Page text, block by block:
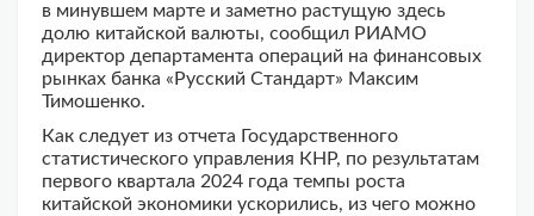
в минувшем марте и заметно растущую здесь
долю китайской валюты, сообщил РИАМО
директор департамента операций на финансовых
рынках банка «Русский Стандарт» Максим
Тимошенко.
Как следует из отчета Государственного
статистического управления КНР, по результатам
первого квартала 2024 года темпы роста
китайской экономики ускорились, из чего можно